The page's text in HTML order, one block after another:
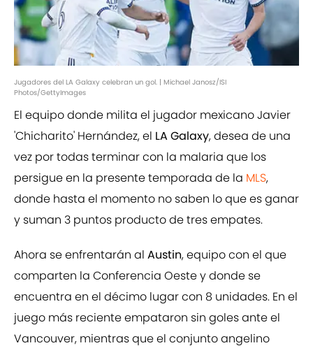
Jugadores del LA Galaxy celebran un gol. | Michael Janosz/ISI
Photos/GettyImages
El equipo donde milita el jugador mexicano Javier
'Chicharito' Hernández, el LA Galaxy, desea de una
vez por todas terminar con la malaria que los
persigue en la presente temporada de la MLS,
donde hasta el momento no saben lo que es ganar
y suman 3 puntos producto de tres empates.
Ahora se enfrentarán al Austin, equipo con el que
comparten la Conferencia Oeste y donde se
encuentra en el décimo lugar con 8 unidades. En el
juego más reciente empataron sin goles ante el
Vancouver, mientras que el conjunto angelino